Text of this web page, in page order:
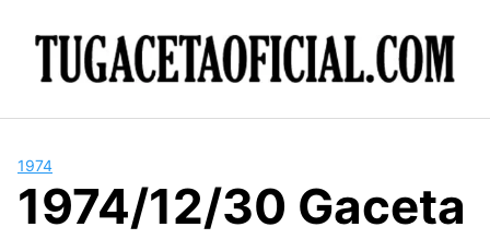
1974
1974/12/30 Gaceta